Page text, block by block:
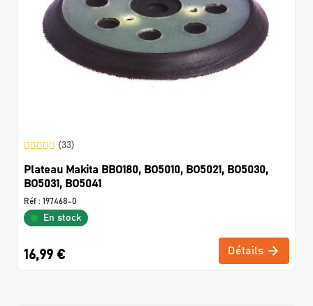
(33)
Plateau Makita BBO180, BO5010, BO5021, BO5030,
BO5031, BO5041
Réf : 197468-0
En stock
16,99 € Détails